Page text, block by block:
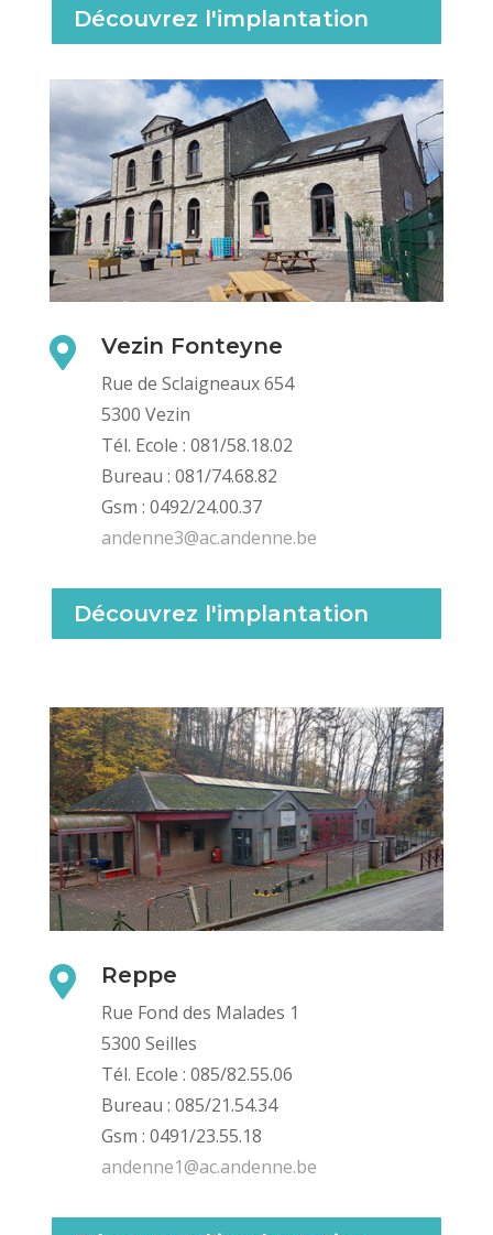
Découvrez l'implantation
 Vezin Fonteyne
Rue de Sclaigneaux 654
5300 Vezin
Tél. Ecole : 081/58.18.02
Bureau : 081/74.68.82
Gsm : 0492/24.00.37
andenne3@ac.andenne.be
Découvrez l'implantation
 Reppe
Rue Fond des Malades 1
5300 Seilles
Tél. Ecole : 085/82.55.06
Bureau : 085/21.54.34
Gsm : 0491/23.55.18
andenne1@ac.andenne.be